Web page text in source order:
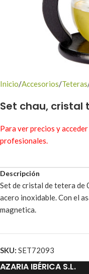
Inicio Accesorios Teteras
Set chau, cristal
Para ver precios y
profesionales.
Descripción
Set de cristal de tetera de
acero inoxidable. Con el
magnetica.
SKU: SET72093
AZARIA IBÉRICA S.L.